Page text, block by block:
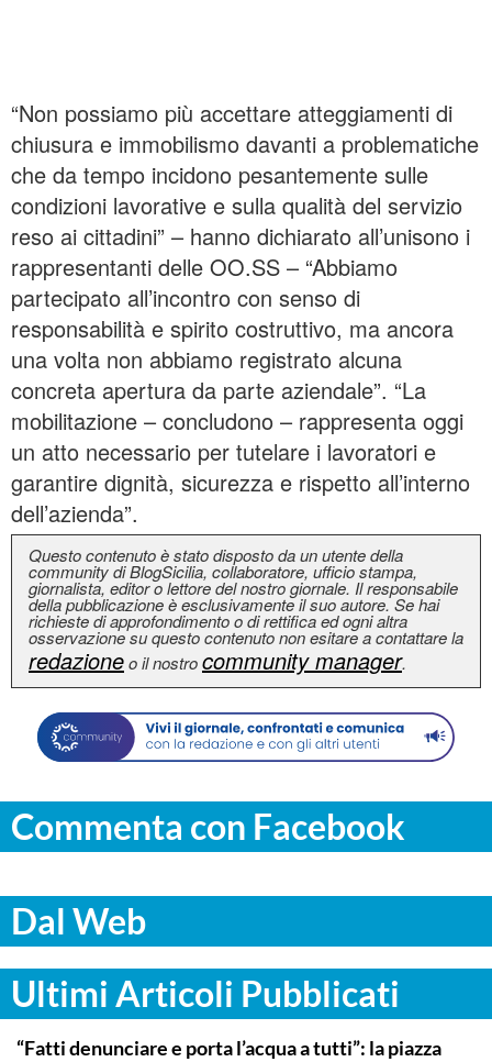
“Non possiamo più accettare atteggiamenti di
chiusura e immobilismo davanti a problematiche
che da tempo incidono pesantemente sulle
condizioni lavorative e sulla qualità del servizio
reso ai cittadini” – hanno dichiarato all’unisono i
rappresentanti delle OO.SS – “Abbiamo
partecipato all’incontro con senso di
responsabilità e spirito costruttivo, ma ancora
una volta non abbiamo registrato alcuna
concreta apertura da parte aziendale”. “La
mobilitazione – concludono – rappresenta oggi
un atto necessario per tutelare i lavoratori e
garantire dignità, sicurezza e rispetto all’interno
dell’azienda”.
Questo contenuto è stato disposto da un utente della
community di BlogSicilia, collaboratore, ufficio stampa,
giornalista, editor o lettore del nostro giornale. Il responsabile
della pubblicazione è esclusivamente il suo autore. Se hai
richieste di approfondimento o di rettifica ed ogni altra
osservazione su questo contenuto non esitare a contattare la
redazioneo il nostrocommunity manager.
Commenta con Facebook
Dal Web
Ultimi Articoli Pubblicati
AGRIGENTO
“Fatti denunciare e porta l’acqua a tutti”: la piazza